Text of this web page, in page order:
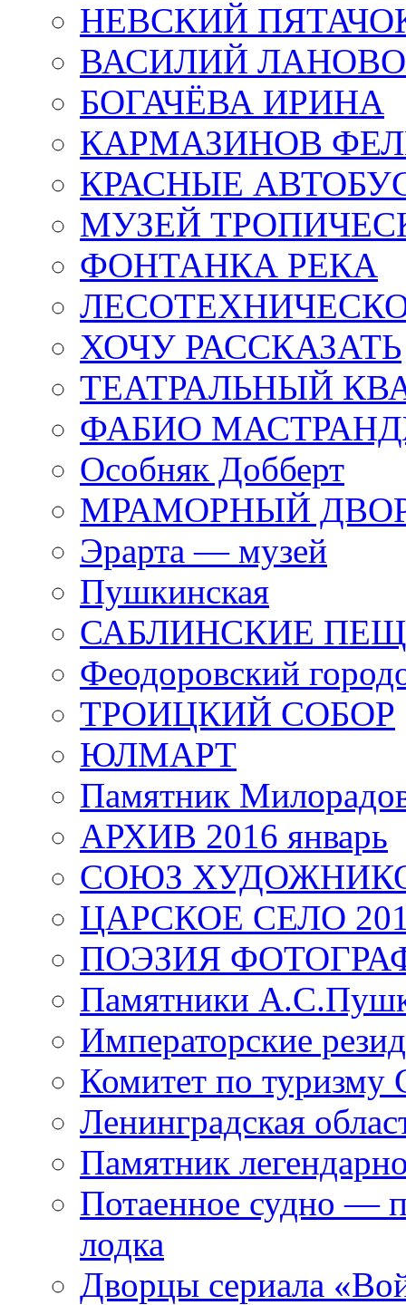
НЕВСКИЙ
ВАСИЛИЙ
БОГАЧЁВА ИРИНА
КАРМАЗИНОВ
КРАСНЫЕ
МУЗЕЙ
ФОНТАНКА РЕКА
ХОЧУ РАССКАЗАТЬ
ТЕАТРАЛЬНЫЙ
ФАБИО
Особняк Добберт
МРАМОРНЫЙ
Эрарта — музей
Пушкинская
САБЛИНСКИЕ
Феодоровский
ТРОИЦКИЙ СОБОР
ЮЛМАРТ
Памятник
АРХИВ 2016 январь
СОЮЗ
ЦАРСКОЕ СЕЛО
ПОЭЗИЯ
Памятники
Императорские
Комитет по туризму
Ленинградская
Памятник
Потаенное судно —
лодка
Дворцы сериала